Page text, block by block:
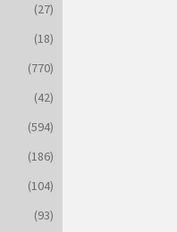
(27)
(18)
(770)
(42)
(594)
(186)
(104)
(93)